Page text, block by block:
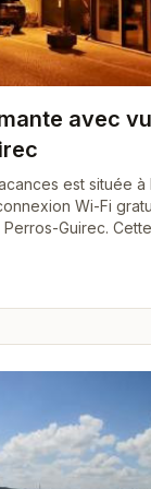
avec
est située à
Wi-Fi
Guirec. Cette